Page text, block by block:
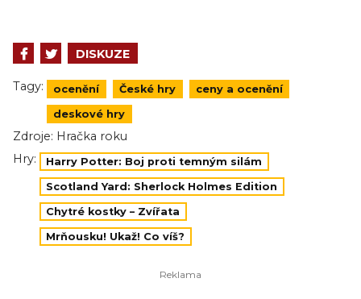
DISKUZE
Tagy: ocenění České hry ceny a ocenění
deskové hry
Zdroje: Hračka roku
Hry:
Harry Potter: Boj proti temným silám
Scotland Yard: Sherlock Holmes Edition
Chytré kostky – Zvířata
Mrňousku! Ukaž! Co víš?